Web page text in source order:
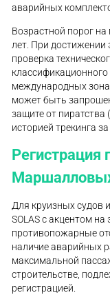
аварийных
Возрастной порог
лет. При достижении
проверка
международных
может быть
защите от пиратства
историей трекинга
Регистрация
Для круизных судов
SOLAS с акцентом
противопожарные
наличие аварийных
максимальной
строительстве,
регистрацией.